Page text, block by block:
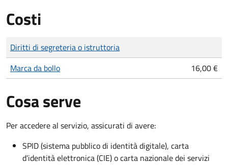
Costi
Tipo di pagamento
Importo
Diritti di segreteria o istruttoria
Marca da bollo
16,00 €
Cosa serve
Per accedere al servizio, assicurati di avere:
SPID (sistema pubblico di identità digitale), carta
d’identità elettronica (CIE) o carta nazionale dei servizi